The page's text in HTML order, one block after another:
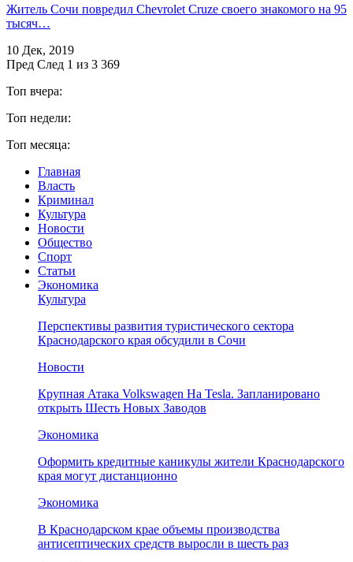
Житель Сочи повредил Chevrolet Cruze своего знакомого на 95
тысяч…
10 Дек, 2019
Пред След 1 из 3 369
Топ вчера:
Топ недели:
Топ месяца:
Главная
Власть
Криминал
Культура
Новости
Общество
Спорт
Статьи
Экономика
Культура
Перспективы развития туристического сектора
Краснодарского края обсудили в Сочи
Новости
Крупная Атака Volkswagen На Tesla. Запланировано
открыть Шесть Новых Заводов
Экономика
Оформить кредитные каникулы жители Краснодарского
края могут дистанционно
Экономика
В Краснодарском крае объемы производства
антисептических средств выросли в шесть раз